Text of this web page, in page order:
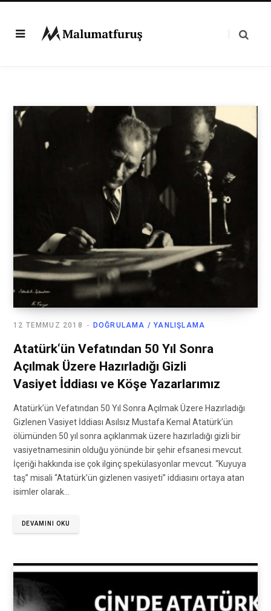
DOĞRULAMA / YANLIŞLAMA
12 TEMMUZ 2018
Atatürk‘ün Vefatından 50 Yıl Sonra
Açılmak Üzere Hazırladığı Gizli
Vasiyet İddiası ve Köşe Yazarlarımız
Atatürk’ün Vefatından 50 Yıl Sonra Açılmak Üzere Hazırladığı
Gizlenen Vasiyet İddiası Asılsız Mustafa Kemal Atatürk’ün
ölümünden 50 yıl sonra açıklanmak üzere hazırladığı gizli bir
vasiyetnamesinin olduğu yönünde bir şehir efsanesi mevcut.
İçeriği hakkında ise çok ilginç spekülasyonlar mevcut. “Kuyuya
taş” misali “Atatürk’ün gizlenen vasiyeti” iddiasını ortaya atan
isimler olarak…
DEVAMINI OKU